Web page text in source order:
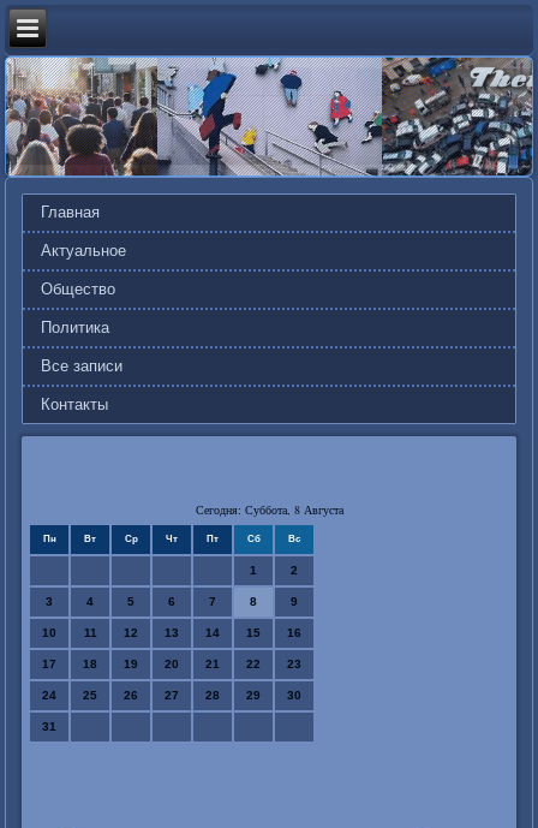
Главная
Актуальное
Общество
Политика
Все записи
Контакты
Сегодня: Суббота, 8 Августа
Пн Вт Ср Чт Пт Сб Вс
1 2
3 4 5 6 7 8 9
10 11 12 13 14 15 16
17 18 19 20 21 22 23
24 25 26 27 28 29 30
31